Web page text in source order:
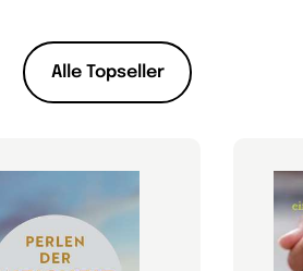
Alle Topseller